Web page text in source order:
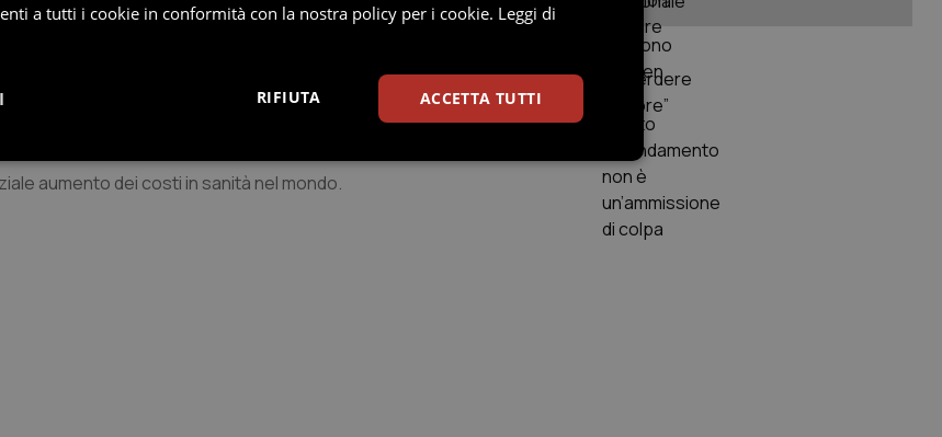
la valutazione del costo medio pesato per DRGs
con altre strutture sanitarie e con Drgs omogenei o altrimenti
considerazione, non la produzione globale, ma gli esiti finali dalla
dalla Harvard Medical school di Boston
, quella che premia gli esiti
aumento dei costi in sanità nel mondo.
a tutti i cookie in conformità con la nostra policy per i cookie. Leggi di
ACCETTA TUTTI
RIFIUTA
Statistici Marketing Preferenze